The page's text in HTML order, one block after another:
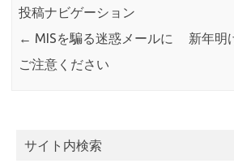
投稿ナビゲーション
← MISを騙る迷惑メールに
ご注意ください
新年明
サイト内検索